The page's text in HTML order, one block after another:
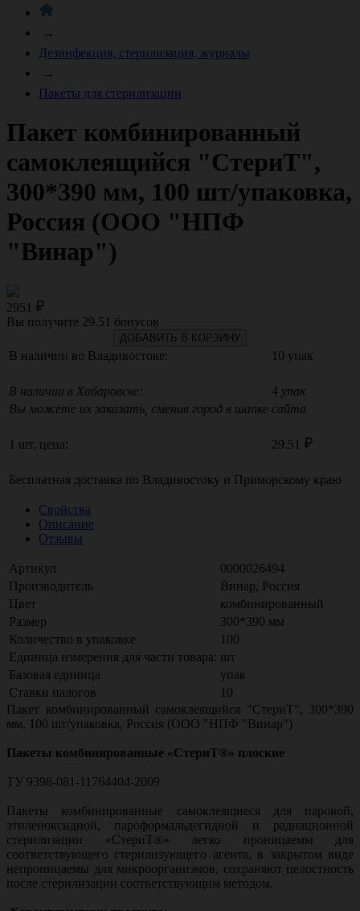
→
Дезинфекция, стерилизация, журналы
→
Пакеты для стерилизации
Пакет комбинированный
самоклеящийся "СтериТ",
300*390 мм, 100 шт/упаковка,
Россия (ООО "НПФ
"Винар")
2951
Вы получите 29.51 бонусов
ДОБАВИТЬ В КОРЗИНУ
В наличии во Владивостоке: 10 упак
В наличии в Хабаровске:
4 упак
Вы можете их заказать, сменив город в шапке сайта
1 шт, цена: 29.51
Бесплатная доставка по Владивостоку и Приморскому краю
Свойства
Описание
Отзывы
Артикул
0000026494
Производитель
Винар, Россия
Цвет
комбинированный
Размер
300*390 мм
Количество в упаковке
100
Единица измерения для части товара: шт
Базовая единица
упак
Ставки налогов
10
Пакет комбинированный самоклеящийся "СтериТ", 300*390
мм, 100 шт/упаковка, Россия (ООО "НПФ "Винар")
Пакеты комбинированные «СтериТ®» плоские
ТУ 9398-081-11764404-2009
Пакеты комбинированные самоклеящиеся для паровой,
этиленоксидной, пароформальдегидной и радиационной
стерилизации «СтериТ®» легко проницаемы для
соответствующего стерилизующего агента, в закрытом виде
непроницаемы для микроорганизмов, сохраняют целостность
после стерилизации соответствующим методом.